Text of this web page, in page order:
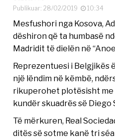
Publikuar: 28/02/2019
10:34
Mesfushori nga Kosova,
dëshiron që ta humbasë
Madridit të dielën në
Reprezentuesi i Belgjikës
një lëndim në këmbë,
rikuperohet plotësisht
kundër skuadrës së Diego
Të mërkuren, Real
ditës së sotme kanë tri